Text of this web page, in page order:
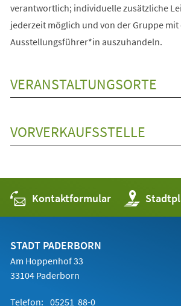
verantwortlich; individuelle zusätzliche
jederzeit möglich und von der Gruppe
Ausstellungsführer*in auszuhandeln.
VERANSTALTUNGSORTE
VORVERKAUFSSTELLE
Kontaktformular (Öffnet
in
einem
STADT PADERBORN
Am Hoppenhof 33
33104 Paderborn
Telefon: 05251 88-0